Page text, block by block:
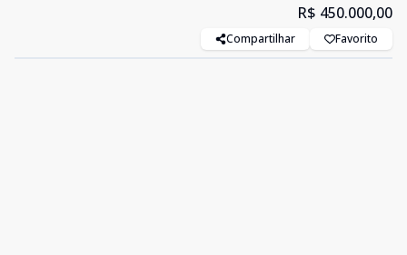
R$ 450.000,00
Compartilhar Favorito